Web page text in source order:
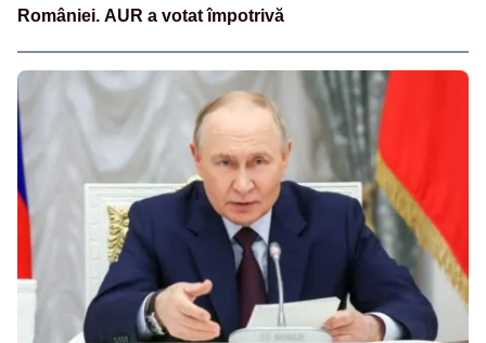
României. AUR a votat împotrivă